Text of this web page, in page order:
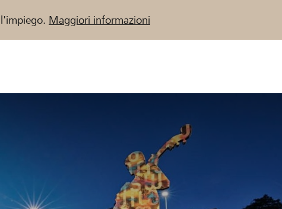
Maggiori informazioni